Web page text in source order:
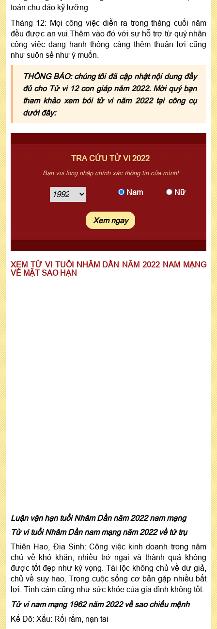
toán chu đáo kỹ lưỡng.
Tháng 12: Mọi công việc diễn ra trong tháng cuối năm
đều được an vui.Thêm vào đó với sự hỗ trợ từ quý nhân
công việc đang hanh thông càng thêm thuận lợi cũng
như suôn sẻ như ý muốn.
THÔNG BÁO: chúng tôi đã cập nhật nội dung đầy
đủ cho Tử vi 12 con giáp năm 2022. Mời quý bạn
tham khảo xem bói tử vi năm 2022 tại công cụ
dưới đây:
TRA CỨU TỬ VI 2022
Bạn vui lòng nhập chính xác thông tin của mình!
Nam Nữ
XEM TỬ VI TUỔI NHÂM DẦN NĂM 2022 NAM MẠNG
VỀ MẶT SAO HẠN
Luận vận hạn tuổi Nhâm Dần năm 2022 nam mạng
Tử vi tuổi Nhâm Dần nam mạng năm 2022 về tứ trụ
Thiên Hao, Địa Sinh: Công việc kinh doanh trong năm
chủ về khó khăn, nhiều trở ngại và thành quả không
được tốt đẹp như kỳ vọng. Tài lộc không chủ về dư giả,
chủ về suy hao. Trong cuộc sống cơ bản gặp nhiều bất
lợi. Tình cảm cũng như sức khỏe của gia đình không tốt.
Tử vi nam mạng 1962 năm 2022 về sao chiếu mệnh
Kế Đô: Xấu: Rối rắm, nạn tai